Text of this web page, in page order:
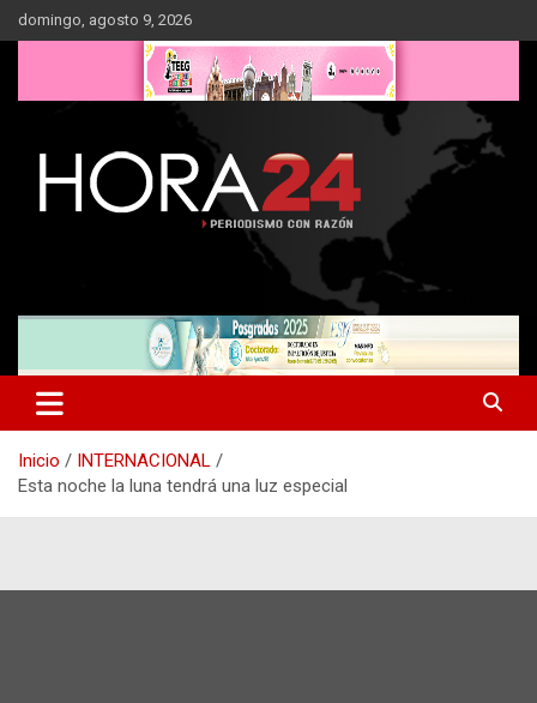
Saltar
al
domingo, agosto 9, 2026
Inicio
INTERNACIONAL
Esta noche la luna tendrá una luz especial